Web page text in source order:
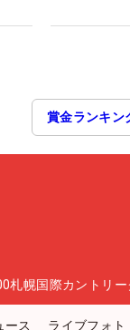
賞金ランキン
札幌国際カントリー
ース ライブフォト